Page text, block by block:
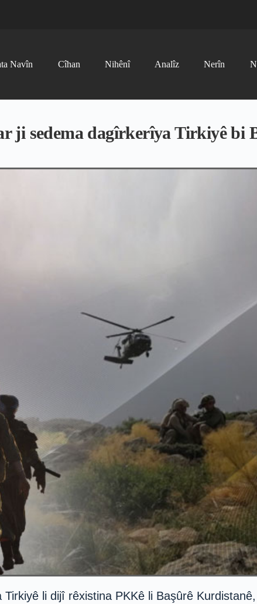
Navîn Cîhan Nihênî Analîz Nerîn
ji sedema dagîrkerîya Tirkiyê bi
li dijî rêxistina PKKê li Başûrê